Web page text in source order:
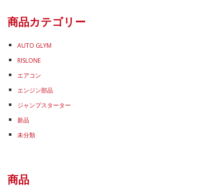
ー
商品カテゴリー
AUTO GLYM
RISLONE
エアコン
エンジン部品
ジャンプスターター
新品
未分類
商品